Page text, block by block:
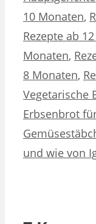
10 Monaten,
Rezepte ab
Monaten,
8 Monaten,
Vegetarische
Erbsenbrot
und wie von